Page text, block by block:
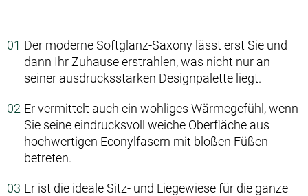
Der moderne Softglanz-Saxony lässt erst Sie und
dann Ihr Zuhause erstrahlen, was nicht nur an
seiner ausdrucksstarken Designpalette liegt.
Er vermittelt auch ein wohliges Wärmegefühl, wenn
Sie seine eindrucksvoll weiche Oberfläche aus
hochwertigen Econylfasern mit bloßen Füßen
betreten.
Er ist die ideale Sitz- und Liegewiese für die ganze